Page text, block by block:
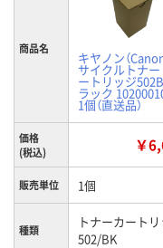
商品名
キヤノン（Canon
サイクルトナー
ートリッジ
ラック
1個（直送品）
価格
(税込)
￥
販売単位 1個
種類
トナーカート
502/BK